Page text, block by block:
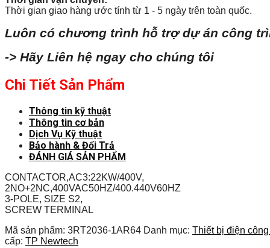
Thời gian giao hàng ước tính từ 1 - 5 ngày trên toàn quốc.
Luôn có chương trình hỗ trợ dự án công
-> Hãy Liên hệ ngay cho chúng tôi
Chi Tiết Sản Phẩm
Thông tin kỹ thuật
Thông tin cơ bản
Dịch Vụ Kỹ thuật
Bảo hành & Đổi Trả
ĐÁNH GIÁ SẢN PHẨM
CONTACTOR,AC3:22KW/400V,
2NO+2NC,400VAC50HZ/400.440V60HZ
3-POLE, SIZE S2,
SCREW TERMINAL
Mã sản phẩm: 3RT2036-1AR64 Danh mục: Thiết bị điện
cấp: TP Newtech